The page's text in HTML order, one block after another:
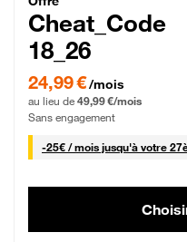
Cheat_Code
18_26
24,99 € par mois pendant 0
24,99 €/mois
au lieu de 49,99 €/mois
Sans engagement
-25€ / mois25 € par mois
jusqu'à votre